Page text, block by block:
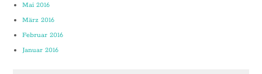
Mai 2016
März 2016
Februar 2016
Januar 2016